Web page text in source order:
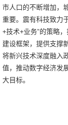
市人口的不断增加，
重要。震有科技致力
+技术+业务”的策略
建设框架，提供支撑
将新兴技术深度融入
值，推动数字经济发
大目标。